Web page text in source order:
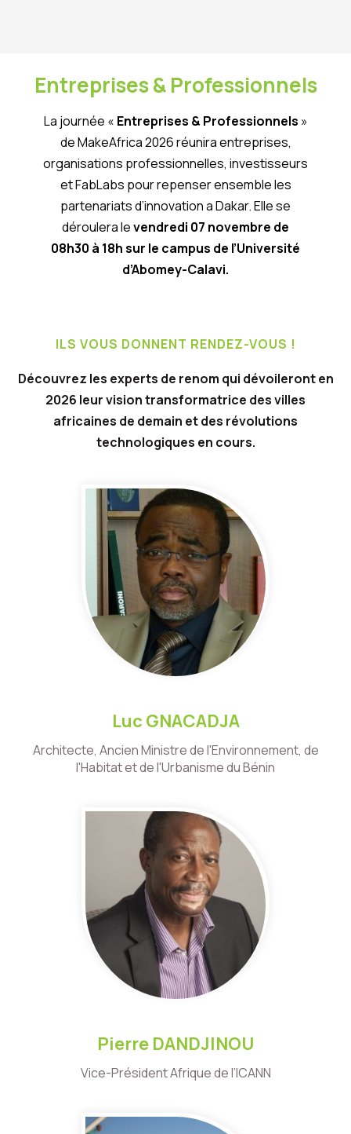
Entreprises & Professionnels
La journée « Entreprises & Professionnels »
de MakeAfrica 2026 réunira entreprises,
organisations professionnelles, investisseurs
et FabLabs pour repenser ensemble les
partenariats d’innovation a Dakar. Elle se
déroulera levendredi 07 novembre de
08h30 à 18h sur le campus de l’Université
d’Abomey-Calavi.
ILS VOUS DONNENT RENDEZ-VOUS !
Découvrez les experts de renom qui dévoileront en
2026 leur vision transformatrice des villes
africaines de demain et des révolutions
technologiques en cours.
Luc GNACADJA
Architecte, Ancien Ministre de l'Environnement, de
l'Habitat et de l'Urbanisme du Bénin
Pierre DANDJINOU
Vice-Président Afrique de l’ICANN